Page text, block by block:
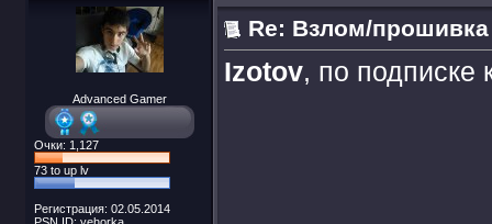
Advanced Gamer
Очки: 1,127
73 to up lv
Регистрация: 02.05.2014
Re: Взлом/прошивка
Izotov, по подписке